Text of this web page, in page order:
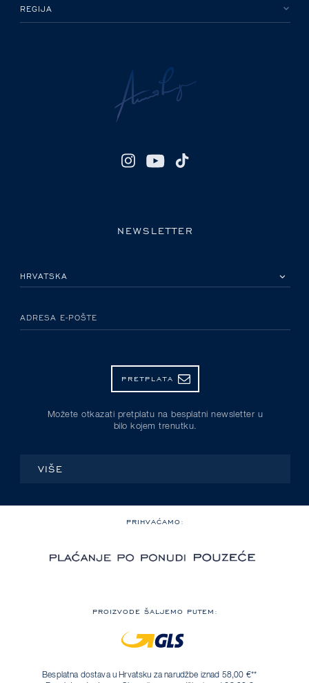
REGIJA
NEWSLETTER
ADRESA E-POŠTE
PRETPLATA
Možete otkazati pretplatu na besplatni newsletter u
bilo kojem trenutku.
VIŠE
PRIHVAĆAMO:
PROIZVODE ŠALJEMO PUTEM:
Besplatna dostava u Hrvatsku za narudžbe iznad 58,00 €**